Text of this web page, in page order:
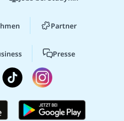
Partner
Presse